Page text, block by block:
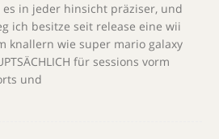
in jeder hinsicht präziser, und
ich besitze seit release eine wii
knallern wie super mario galaxy
für sessions vorm
und